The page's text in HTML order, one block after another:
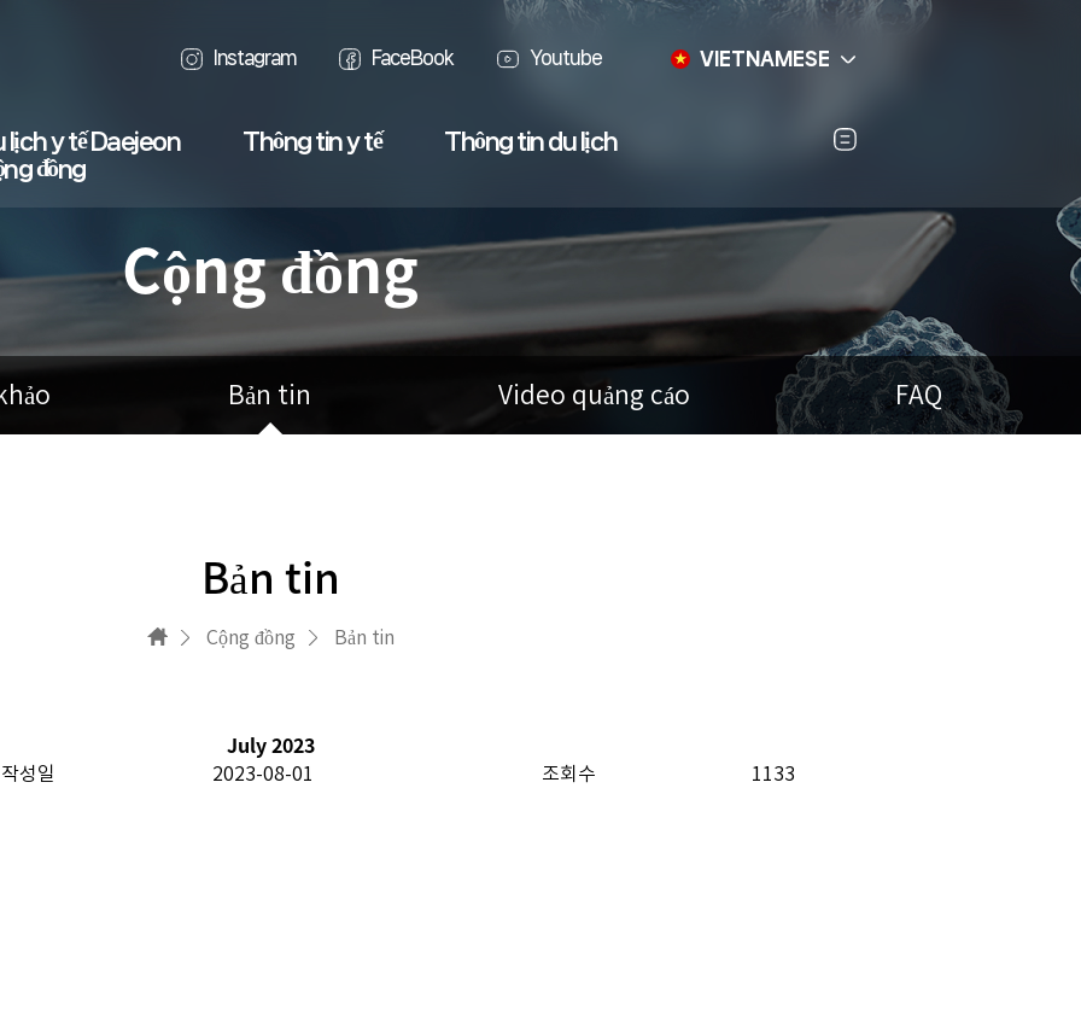
Instagram FaceBook Youtube VIETNAMESE
lịch y tế Daejeon Thông tin y tế
Thông tin du lịch
đồng
Cộng đồng
Bản tin Video quảng cáo FAQ
Bản tin
Cộng đồng Bản tin
July 2023
작성일 2023-08-01 조회수 1133